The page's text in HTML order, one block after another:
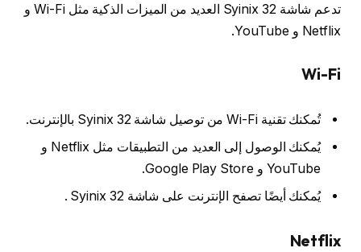
تدعم شاشة Syinix 32 العديد من الميزات الذكية مثل Wi-Fi و
Netflix و YouTube.
Wi-Fi
تُمكنك تقنية Wi-Fi من توصيل شاشة Syinix 32 بالإنترنت.
يُمكنك الوصول إلى العديد من التطبيقات مثل Netflix و
YouTube و Google Play Store.
يُمكنك أيضًا تصفح الإنترنت على شاشة Syinix 32 .
Netflix